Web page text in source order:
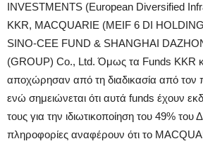
INVESTMENTS (European Diversified
ΚΚR, MACQUARIE (MEIF 6 DI
SINO-CEE FUND & SHANGHAI
(GROUP) Co., Ltd. Όμως τα Funds KKR
αποχώρησαν από τη διαδικασία από τον
ενώ σημειώνεται ότι αυτά funds έχουν
τους για την ιδιωτικοποίηση του 49%
πληροφορίες αναφέρουν ότι το